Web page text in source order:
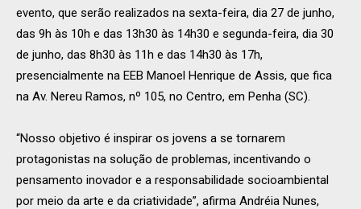
evento, que serão realizados na sexta-feira, dia 27 de junho,
das 9h às 10h e das 13h30 às 14h30 e segunda-feira, dia 30
de junho, das 8h30 às 11h e das 14h30 às 17h,
presencialmente na EEB Manoel Henrique de Assis, que fica
na Av. Nereu Ramos, nº 105, no Centro, em Penha (SC).
“Nosso objetivo é inspirar os jovens a se tornarem
protagonistas na solução de problemas, incentivando o
pensamento inovador e a responsabilidade socioambiental
por meio da arte e da criatividade”, afirma Andréia Nunes,